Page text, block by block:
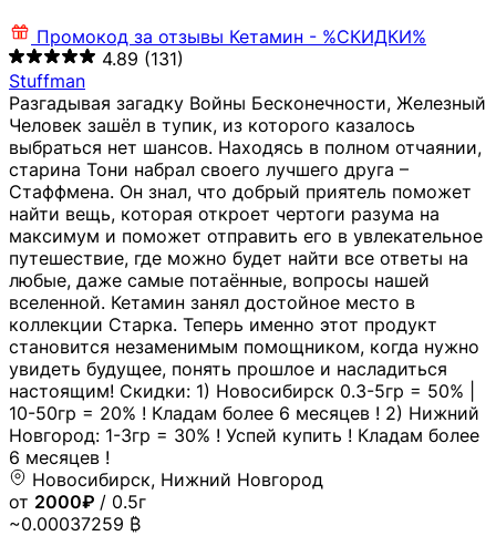
Промокод за отзывы Кетамин - %СКИДКИ%
4.89 (131)
Stuffman
Разгадывая загадку Войны Бесконечности, Железный
Человек зашёл в тупик, из которого казалось
выбраться нет шансов. Находясь в полном отчаянии,
старина Тони набрал своего лучшего друга –
Стаффмена. Он знал, что добрый приятель поможет
найти вещь, которая откроет чертоги разума на
максимум и поможет отправить его в увлекательное
путешествие, где можно будет найти все ответы на
любые, даже самые потаённые, вопросы нашей
вселенной. Кетамин занял достойное место в
коллекции Старка. Теперь именно этот продукт
становится незаменимым помощником, когда нужно
увидеть будущее, понять прошлое и насладиться
настоящим! Скидки: 1) Новосибирск 0.3-5гр = 50% |
10-50гр = 20% ! Кладам более 6 месяцев ! 2) Нижний
Новгород: 1-3гр = 30% ! Успей купить ! Кладам более
6 месяцев !
Новосибирск, Нижний Новгород
от 2000₽ / 0.5г
~0.00037259 ₿